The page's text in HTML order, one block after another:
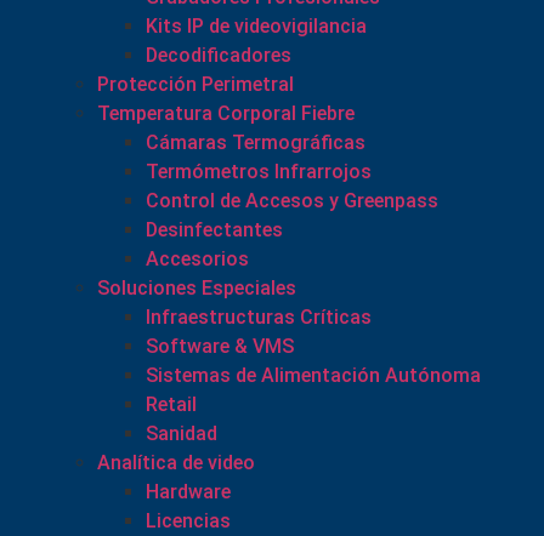
Kits IP de videovigilancia
Decodificadores
Protección Perimetral
Temperatura Corporal Fiebre
Cámaras Termográficas
Termómetros Infrarrojos
Control de Accesos y Greenpass
Desinfectantes
Accesorios
Soluciones Especiales
Infraestructuras Críticas
Software & VMS
Sistemas de Alimentación Autónoma
Retail
Sanidad
Analítica de video
Hardware
Licencias